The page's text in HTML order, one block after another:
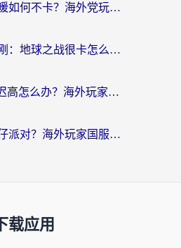
在欧洲打奇迹暖暖如何不卡？海外党玩国服游戏的终极加速攻略
在海外玩变形金刚：地球之战很卡怎么办？老玩家亲测的加速器指南，解决卡顿烦恼
国外Sky光·遇延迟高怎么办？海外玩家国服游戏加速终极指南（附实测技巧）
在国外怎么打蛋仔派对？海外玩家国服游戏加速避坑指南（附实测推荐）
下载应用